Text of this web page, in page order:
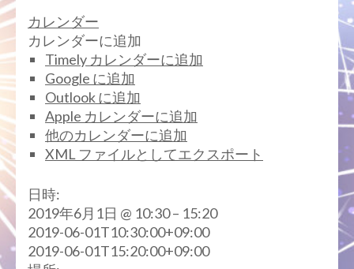
カレンダー
カレンダーに追加
Timely カレンダーに追加
Google に追加
Outlook に追加
Apple カレンダーに追加
他のカレンダーに追加
XML ファイルとしてエクスポート
日時:
2019年6月1日 @ 10:30 – 15:20
2019-06-01T10:30:00+09:00
2019-06-01T15:20:00+09:00